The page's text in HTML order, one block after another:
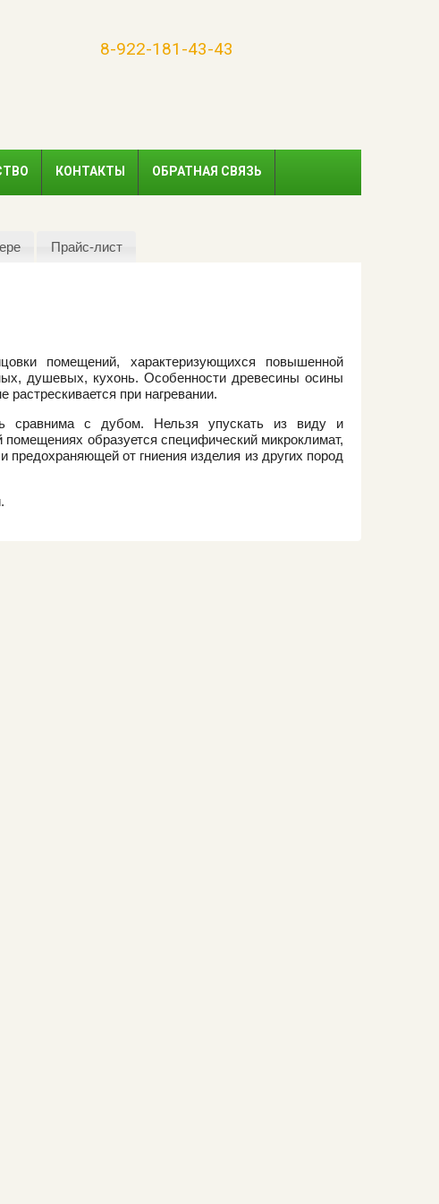
8-922-181-43-43
КОНТАКТЫ ОБРАТНАЯ СВЯЗЬ
Прайс-лист
помещений, характеризующихся повышенной
душевых, кухонь. Особенности древесины осины
растрескивается при нагревании.
сравнима с дубом. Нельзя упускать из виду и
образуется специфический микроклимат,
от гниения изделия из других пород